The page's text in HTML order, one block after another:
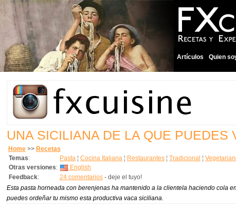
Artículos Quien
UNA SICILIANA DE LA QUE PUEDES
Home >> Recetas
Temas: Pasta ¦ Cocina Italiana ¦ Restaurantes ¦ Tradicional ¦
Otras versiones:
English
Feedback: 24 comentarios - deje el tuyo!
Esta pasta horneada con berenjenas ha mantenido a la clientela haciendo cola
puedes ordeñar tu mismo esta productiva vaca siciliana.